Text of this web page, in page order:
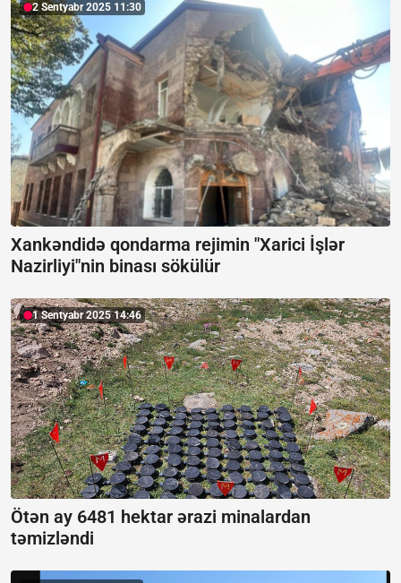
2 Sentyabr 2025 11:30
Xankəndidə qondarma rejimin "Xarici İşlər
Nazirliyi"nin binası sökülür
1 Sentyabr 2025 14:46
Ötən ay 6481 hektar ərazi minalardan
təmizləndi